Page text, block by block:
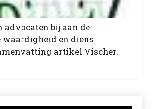
advocaten bij aan de
waardigheid en diens
artikel Vischer.